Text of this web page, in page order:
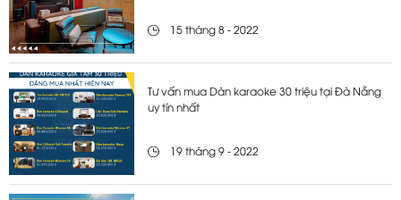
15 tháng 8 - 2022
Tư vấn mua Dàn karaoke 30 triệu tại Đà Nẵng
uy tín nhất
19 tháng 9 - 2022